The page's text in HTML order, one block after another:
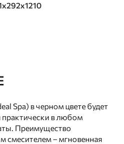
Spa) в черном цвете будет
практически в любом
Преимущество
смесителем – мгновенная